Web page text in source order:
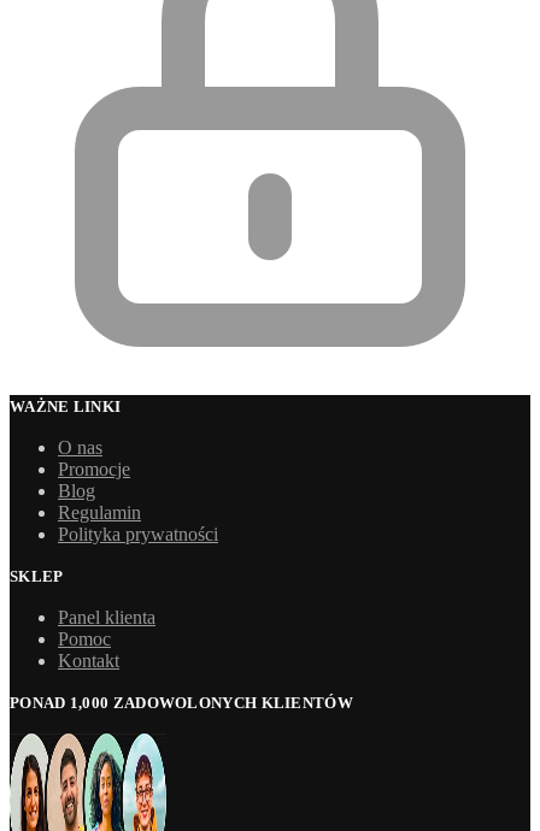
WAŻNE LINKI
O nas
Promocje
Blog
Regulamin
Polityka prywatności
SKLEP
Panel klienta
Pomoc
Kontakt
PONAD 1,000 ZADOWOLONYCH KLIENTÓW